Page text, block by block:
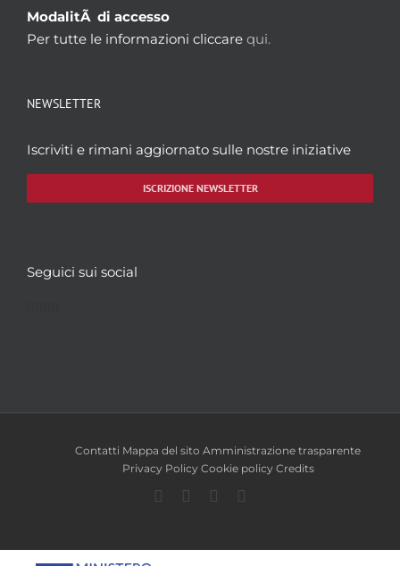
ModalitÃ di accesso
Per tutte le informazioni cliccare qui.
NEWSLETTER
Iscriviti e rimani aggiornato sulle nostre iniziative
ISCRIZIONE NEWSLETTER
Seguici sui social
Contatti Mappa del sito Amministrazione trasparente
Privacy Policy Cookie policy Credits
Facebook
TwitterYouTube